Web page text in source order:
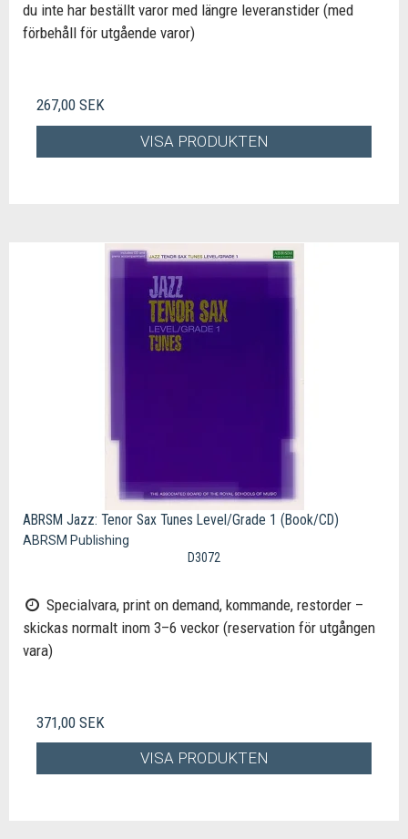
du inte har beställt varor med längre leveranstider (med
förbehåll för utgående varor)
267,00 SEK
VISA PRODUKTEN
ABRSM Jazz: Tenor Sax Tunes Level/Grade 1 (Book/CD)
ABRSM Publishing
D3072
Specialvara, print on demand, kommande, restorder –
skickas normalt inom 3–6 veckor (reservation för utgången
vara)
371,00 SEK
VISA PRODUKTEN